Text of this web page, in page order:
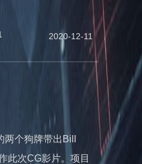
2020-12-11
个狗牌带出Bill
此次CG影片。项目